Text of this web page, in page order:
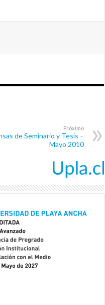
Próximo
de Seminario y Tesis –
Mayo 2010